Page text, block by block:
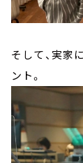
そして、実家
ント。